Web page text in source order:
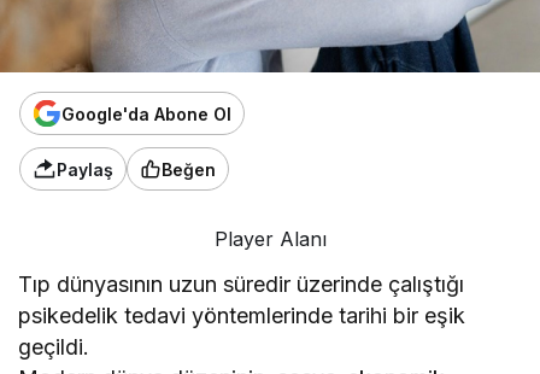
Google'da Abone Ol
Paylaş Beğen
Player Alanı
Tıp dünyasının uzun süredir üzerinde çalıştığı
psikedelik tedavi yöntemlerinde tarihi bir eşik
geçildi.